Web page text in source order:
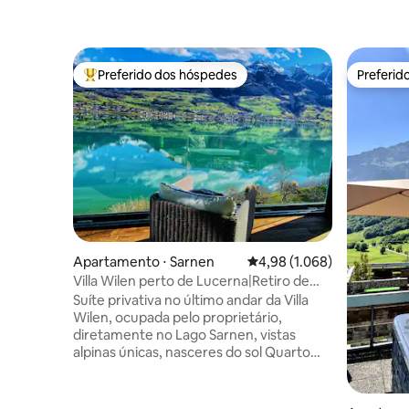
Entre os melhores preferidos dos hóspedes
Preferido dos hóspedes
Apartamento ⋅ Sarnen 4,98 de uma avaliação
4,98 (1.068)
Villa Wilen perto de Lucerna|Retiro de
luxo à beira do lago
Suíte privativa no último andar da Villa
Wilen, ocupada pelo proprietário,
diretamente no Lago Sarnen, vistas
alpinas únicas, nasceres do sol Quarto